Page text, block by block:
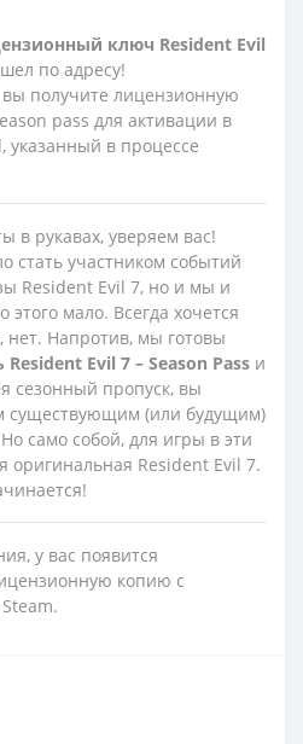
ключ Resident Evil
по адресу!
получите лицензионную
pass для активации в
указанный в процессе
в рукавах, уверяем вас!
стать участником событий
Resident Evil 7, но и мы и
этого мало. Всегда хочется
Напротив, мы готовы
Resident Evil 7 – Season Pass и
сезонный пропуск, вы
существующим (или будущим)
само собой, для игры в эти
оригинальная Resident Evil 7.
у вас появится
копию с